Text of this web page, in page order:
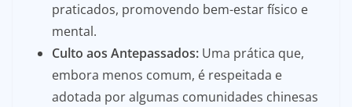
praticados, promovendo bem-estar físico e
mental.
Culto aos Antepassados: Uma prática que,
embora menos comum, é respeitada e
adotada por algumas comunidades chinesas